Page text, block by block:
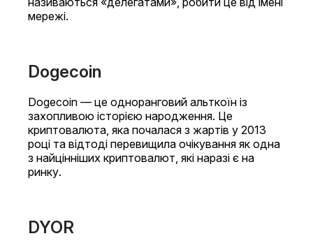
мережі.
Dogecoin
Dogecoin — це одноранговий альткоїн із
захопливою історією народження. Це
криптовалюта, яка почалася з жартів у 2013
році та відтоді перевищила очікування як одна
з найцінніших криптовалют, які наразі є на
ринку.
DYOR